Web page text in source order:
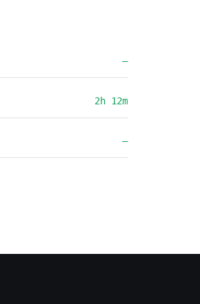
—
2h 12m
—